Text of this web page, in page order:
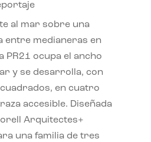
al mar sobre una
entre medianeras en
PR21 ocupa el ancho
y se desarrolla, con
en cuatro
accesible. Diseñada
Arquitectes+
una familia de tres